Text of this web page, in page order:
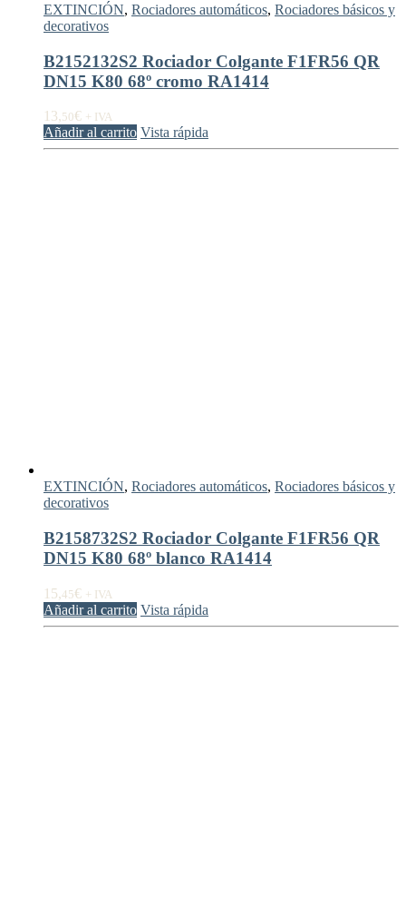
EXTINCIÓN, Rociadores automáticos, Rociadores básicos y
decorativos
B2152132S2 Rociador Colgante F1FR56 QR
DN15 K80 68º cromo RA1414
13,50€ + IVA
Añadir al carrito Vista rápida
EXTINCIÓN, Rociadores automáticos, Rociadores básicos y
decorativos
B2158732S2 Rociador Colgante F1FR56 QR
DN15 K80 68º blanco RA1414
15,45€ + IVA
Añadir al carrito Vista rápida